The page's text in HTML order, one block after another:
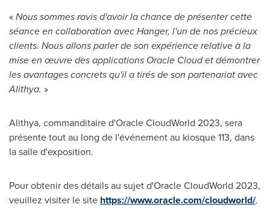
«Nous sommes ravis d'avoir la chance de présenter cette
séance en collaboration avec Hanger, l'un de nos précieux
clients. Nous allons parler de son expérience relative à la
mise en œuvre des applications Oracle Cloud et démontrer
les avantages concrets qu'il a tirés de son partenariat avec
Alithya. »
Alithya, commanditaire d'Oracle CloudWorld 2023, sera
présente tout au long de l'événement au kiosque 113, dans
la salle d'exposition.
Pour obtenir des détails au sujet d'Oracle CloudWorld 2023,
veuillez visiter le site https://www.oracle.com/cloudworld/.